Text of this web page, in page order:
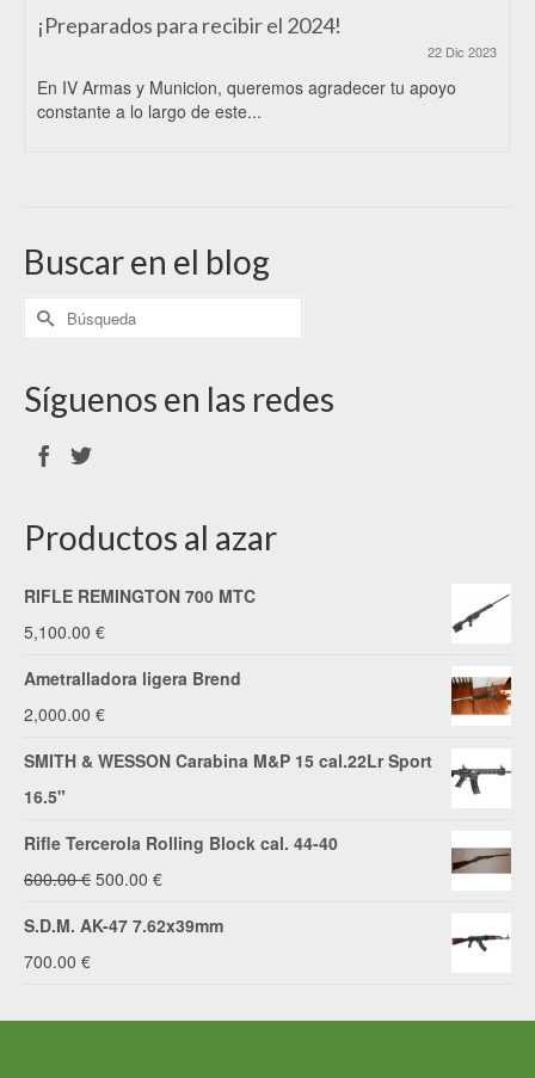
¡Preparados para recibir el 2024!
22 Dic 2023
En IV Armas y Municion, queremos agradecer tu apoyo
constante a lo largo de este...
Buscar en el blog
Síguenos en las redes
Productos al azar
RIFLE REMINGTON 700 MTC
5,100.00 €
Ametralladora ligera Brend
2,000.00 €
SMITH & WESSON Carabina M&P 15 cal.22Lr Sport
16.5"
Rifle Tercerola Rolling Block cal. 44-40
600.00€ El
600.00 €.
500.00 €El
500.00 €.
S.D.M. AK-47 7.62x39mm
700.00 €